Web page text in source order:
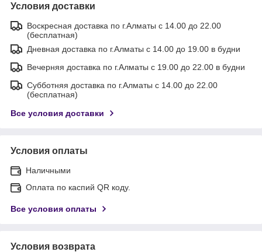
Условия доставки
Воскресная доставка по г.Алматы с 14.00 до 22.00
(бесплатная)
Дневная доставка по г.Алматы с 14.00 до 19.00 в будни
Вечерняя доставка по г.Алматы с 19.00 до 22.00 в будни
Субботняя доставка по г.Алматы с 14.00 до 22.00
(бесплатная)
Все условия доставки
Условия оплаты
Наличными
Оплата по каспий QR коду.
Все условия оплаты
Условия возврата